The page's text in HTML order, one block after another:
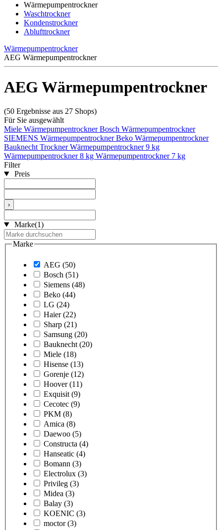
Wärmepumpentrockner
Waschtrockner
Kondenstrockner
Ablufttrockner
Wärmepumpentrockner
AEG Wärmepumpentrockner
AEG Wärmepumpentrockner
(50 Ergebnisse aus 27 Shops)
Für Sie ausgewählt
Miele WärmepumpentrocknerBosch Wärmepumpentrockner
SIEMENS WärmepumpentrocknerBeko Wärmepumpentrockner
Bauknecht TrocknerWärmepumpentrockner 9 kg
Wärmepumpentrockner 8 kg Wärmepumpentrockner 7 kg
Filter
Preis
›
Marke(1)
Marke
AEG (50)
Bosch (51)
Siemens (48)
Beko (44)
LG (24)
Haier (22)
Sharp (21)
Samsung (20)
Bauknecht (20)
Miele (18)
Hisense (13)
Gorenje (12)
Hoover (11)
Exquisit (9)
Cecotec (9)
PKM (8)
Amica (8)
Daewoo (5)
Constructa (4)
Hanseatic (4)
Bomann (3)
Electrolux (3)
Privileg (3)
Midea (3)
Balay (3)
KOENIC (3)
moctor (3)